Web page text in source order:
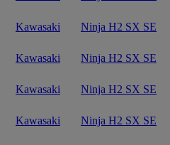
Kawasaki Ninja H2 SX SE
Kawasaki Ninja H2 SX SE
Kawasaki Ninja H2 SX SE
Kawasaki Ninja H2 SX SE